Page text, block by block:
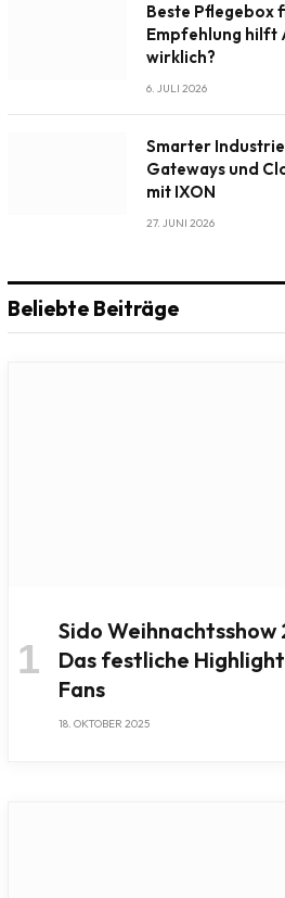
Beste Pflegebox
Empfehlung hilft
wirklich?
6. JULI 2026
Smarter
Gateways und
mit IXON
27. JUNI 2026
Beliebte Beiträge
Sido Weihnachtsshow
Das festliche
Fans
18. OKTOBER 2025